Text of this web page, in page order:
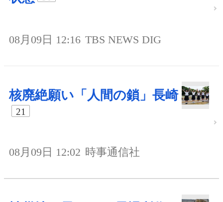
08月09日 12:16 TBS NEWS DIG
核廃絶願い「人間の鎖」長崎
21
08月09日 12:02 時事通信社